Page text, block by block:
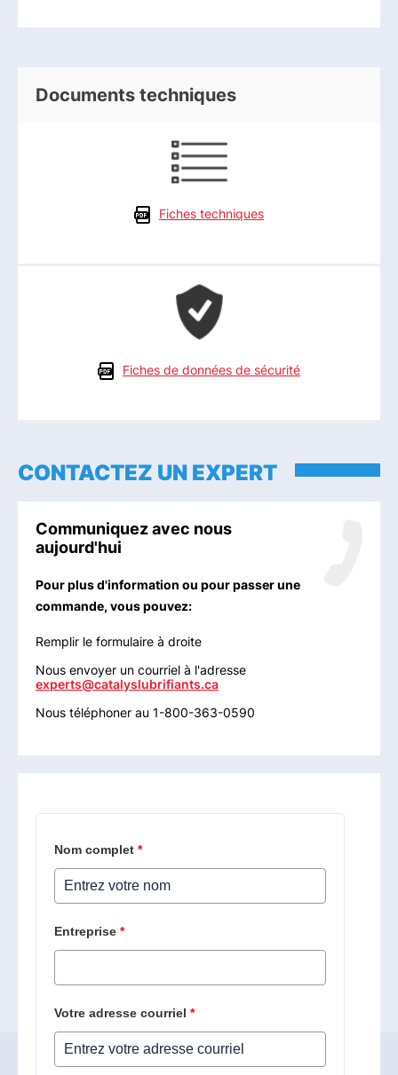
Documents techniques
Fiches techniques
Fiches de données de sécurité
CONTACTEZ UN EXPERT
Communiquez avec nous
aujourd'hui
Pour plus d'information ou pour passer une
commande, vous pouvez:
Remplir le formulaire à droite
Nous envoyer un courriel à l'adresse
experts@catalyslubrifiants.ca
Nous téléphoner au 1-800-363-0590
Nom complet *
Entreprise *
Votre adresse courriel *